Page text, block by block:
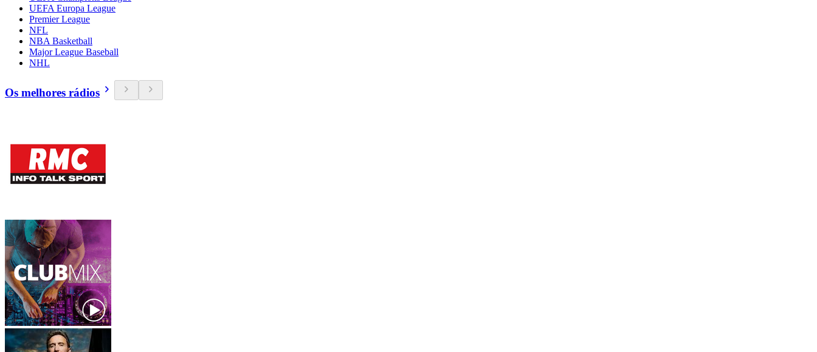
UEFA Europa League
Premier League
NFL
NBA Basketball
Major League Baseball
NHL
Os melhores rádios